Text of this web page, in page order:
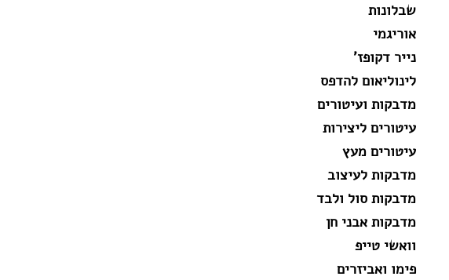
שבלונות
אוריגמי
נייר דקופז'
לינוליאום להדפס
מדבקות ועיטורים
עיטורים ליצירות
עיטורים מעץ
מדבקות לעיצוב
מדבקות סול ולבד
מדבקות אבני חן
וואשי טייפ
פימו ואביזרים